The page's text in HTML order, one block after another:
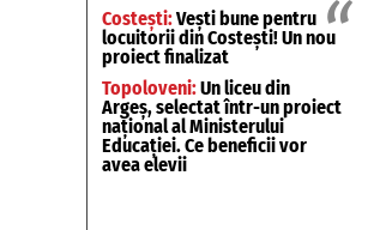
Costești:Vești bune pentru
locuitorii din Costești! Un nou
proiect finalizat
Topoloveni:Un liceu din
Argeș, selectat într-un proiect
național al Ministerului
Educației. Ce beneficii vor
avea elevii